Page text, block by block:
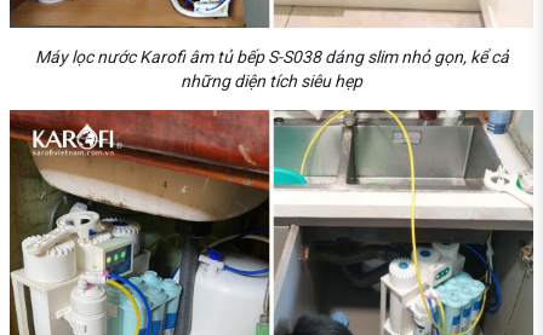
Máy lọc nước Karofi âm tủ bếp S-S038 dáng slim nhỏ gọn, kể cả
những diện tích siêu hẹp